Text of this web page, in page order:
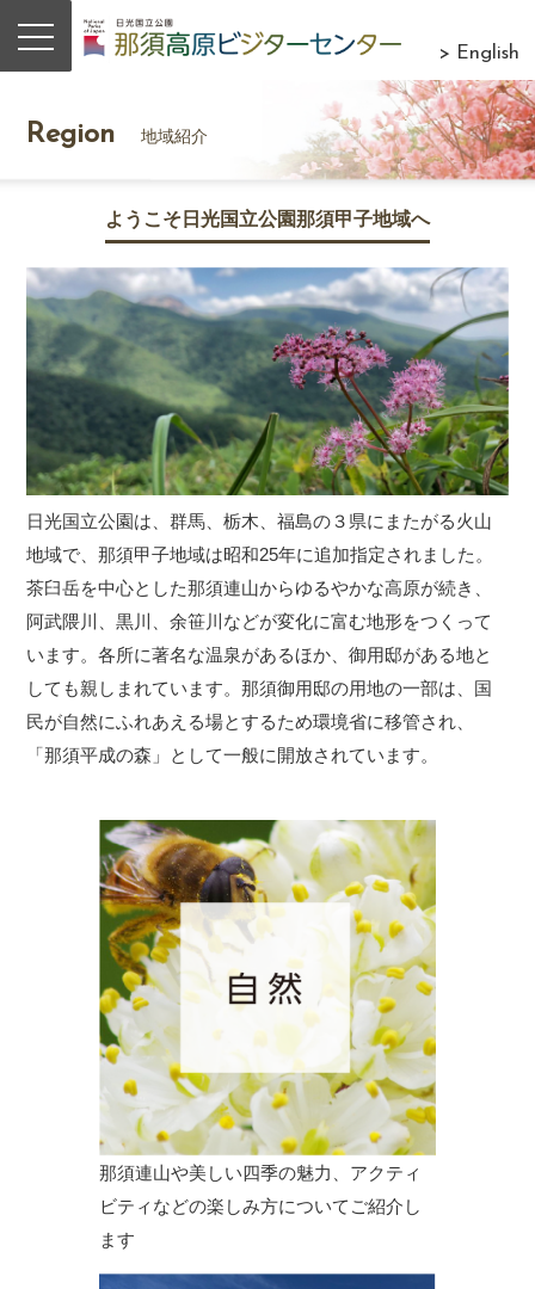
> English
Region 地域紹介
ようこそ日光国立公園那須甲子地域へ
日光国立公園は、群馬、栃木、福島の３県にまたがる火山
地域で、那須甲子地域は昭和25年に追加指定されました。
茶臼岳を中心とした那須連山からゆるやかな高原が続き、
阿武隈川、黒川、余笹川などが変化に富む地形をつくって
います。各所に著名な温泉があるほか、御用邸がある地と
しても親しまれています。那須御用邸の用地の一部は、国
民が自然にふれあえる場とするため環境省に移管され、
「那須平成の森」として一般に開放されています。
那須連山や美しい四季の魅力、アクティ
ビティなどの楽しみ方についてご紹介し
ます